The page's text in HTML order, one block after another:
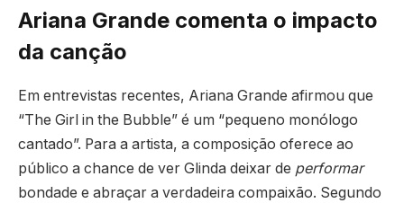
Ariana Grande comenta o impacto
da canção
Em entrevistas recentes, Ariana Grande afirmou que
“The Girl in the Bubble” é um “pequeno monólogo
cantado”. Para a artista, a composição oferece ao
público a chance de ver Glinda deixar de performar
bondade e abraçar a verdadeira compaixão. Segundo